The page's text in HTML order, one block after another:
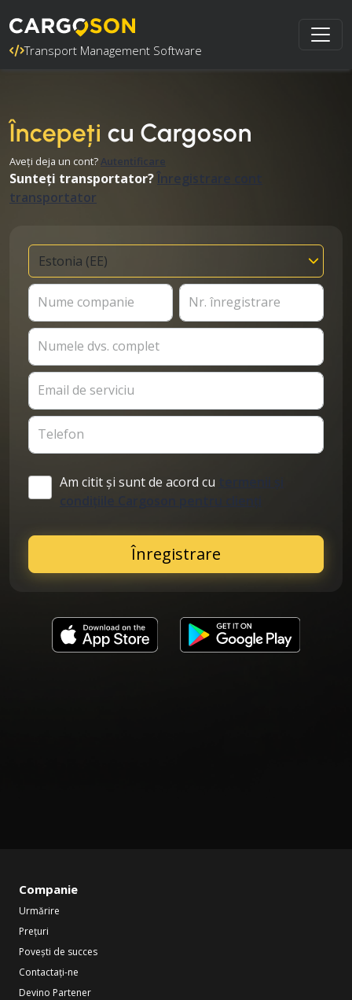
Transport Management Software
Începeți cu Cargoson
Aveți deja un cont?Autentificare
Sunteți transportator?Înregistrare cont
transportator
Nume companie Nr. înregistrare
Numele dvs. complet
Email de serviciu
Telefon
Am citit și sunt de acord cu
condițiile Cargoson pentru clienți
Înregistrare
Companie
Urmărire
Prețuri
Povești de succes
Contactați-ne
Devino Partener